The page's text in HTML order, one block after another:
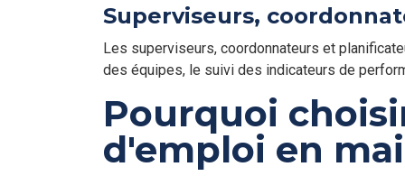
Superviseurs,
Les superviseurs, coordonnateurs et
des équipes, le suivi des indicateurs de
Pourquoi
d'emploi en